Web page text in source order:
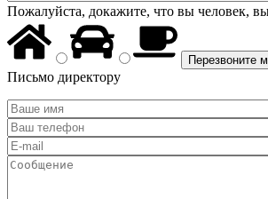
Пожалуйста, докажите, что вы человек,
Письмо директору